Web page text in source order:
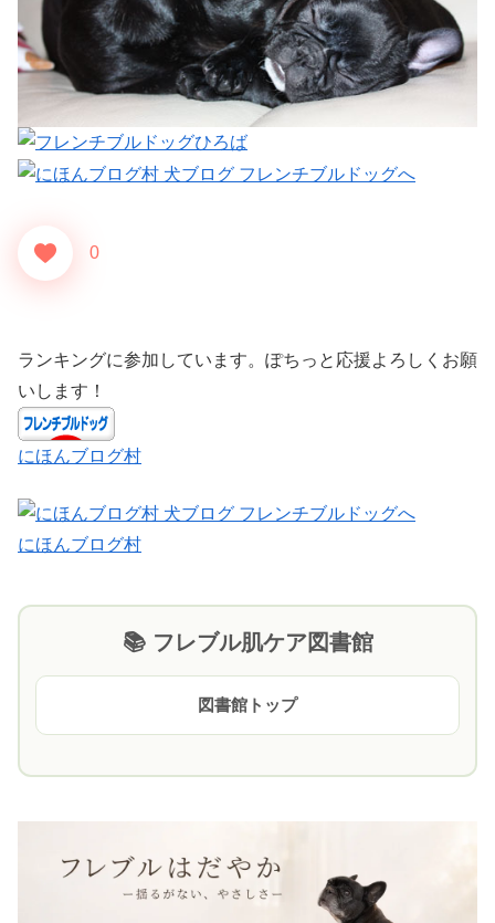
0
ランキングに参加しています。ぽちっと応援よろしくお願
いします！
にほんブログ村
にほんブログ村
📚 フレブル肌ケア図書館
図書館トップ